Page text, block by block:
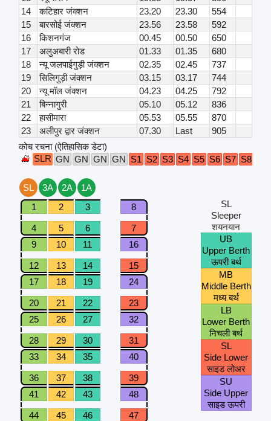
14
कटिहार जंक्शन 23.20 23.30
554
15
बारसोई जंक्शन 23.56 23.58
592
16
किशनगंज 00.45 00.50
650
17
अलुअबारी रोड 01.33 01.35
680
18
न्यू जलपाईगुड़ी जंक्शन 02.35 02.45
737
19
सिलिगुड़ी जंक्शन 03.15 03.17
744
20
न्यू मॉल जंक्शन 04.23 04.25
792
21
बिन्नागुरी 05.10 05.12
836
22
हासीमारा 05.53 05.55
870
23
अलीपुर द्वार जंक्शन 07.30 Last
905
कोच रचना (ऐतिहासिक डेटा)
SLR GN GN GN GN S1 S2 S3 S4 S5 S6 S7 S8
SL 3A 2A
1A
1
2 3 8
4 5 6
7
9
10 11 16
12 13 14
15
17
18 19 24
20 21 22
23
25
26 27 32
28 29 30
31
33
34 35 40
36 37 38
39
41
42 43 48
44 45 46
47
SL
Sleeper
शयनयान
UB
Upper Berth
ऊपरी बर्थ
MB
Middle Berth
मध्य बर्थ
LB
Lower Berth
निचली बर्थ
SL
Side Lower
साइड लोअर
SU
Side Upper
साइड ऊपरी